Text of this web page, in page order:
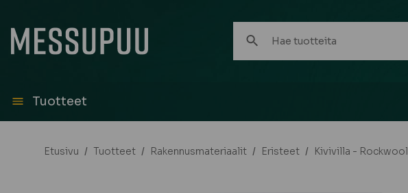
tuotteita:
Tuotteet
Etusivu / Tuotteet / Rakennusmateriaalit / Eristeet / Kivivilla - Rockwool